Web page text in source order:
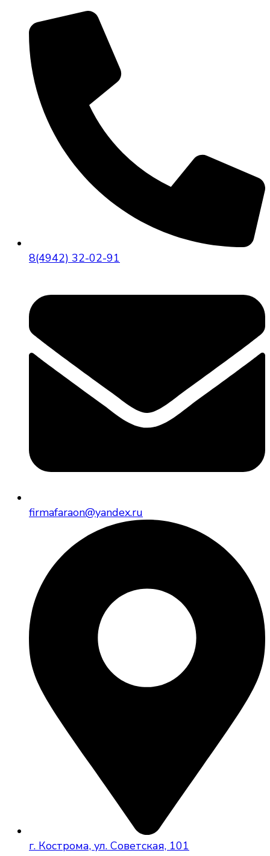
8(4942) 32-02-91
firmafaraon@yandex.ru
г. Кострома, ул. Советская, 101